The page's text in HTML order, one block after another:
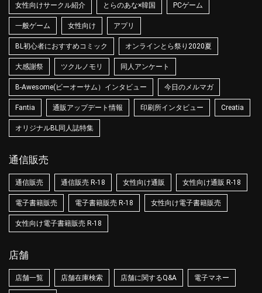
女性向けサークル紹介 とらのあな×韓国 PCゲーム
一般ゲーム 女性向け アプリ
BL初心者におすすめコミック オンラインとら祭り2020夏
大感謝祭 ツクルノモリ 同人アンケート
B-Awesome(ビーオーサム）インタビュー 今日のメルマガ
Fantia 通販アップデート情報 印刷所インタビュー Creatia
オリジナルBL同人誌特集
通信販売
通信販売 通信販売 R-18 女性向け通販 女性向け通販 R-18
電子書籍販売 電子書籍販売 R-18 女性向け電子書籍販売
女性向け電子書籍販売 R-18
店舗
店舗一覧 店舗在庫検索 店舗に関するQ&A 電子マネー